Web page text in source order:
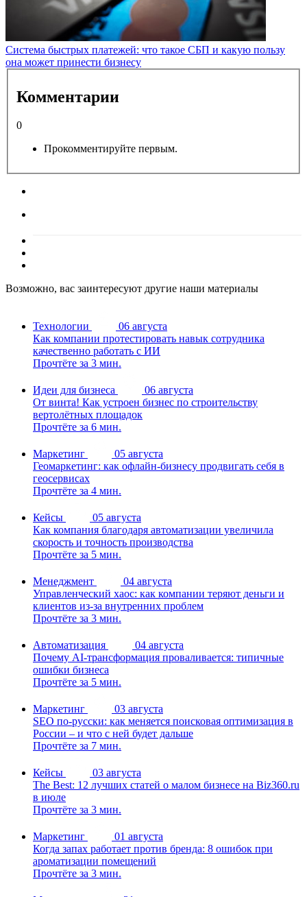
Система быстрых платежей: что такое СБП и какую пользу
она может принести бизнесу
Комментарии
0
Прокомментируйте первым.
Возможно, вас заинтересуют другие наши материалы
Технологии
06 августа
Как компании протестировать навык сотрудника
качественно работать с ИИ
Прочтёте за 3 мин.
Идеи для бизнеса
06 августа
От винта! Как устроен бизнес по строительству
вертолётных площадок
Прочтёте за 6 мин.
Маркетинг
05 августа
Геомаркетинг: как офлайн-бизнесу продвигать себя в
геосервисах
Прочтёте за 4 мин.
Кейсы
05 августа
Как компания благодаря автоматизации увеличила
скорость и точность производства
Прочтёте за 5 мин.
Менеджмент
04 августа
Управленческий хаос: как компании теряют деньги и
клиентов из-за внутренних проблем
Прочтёте за 3 мин.
Автоматизация
04 августа
Почему AI-трансформация проваливается: типичные
ошибки бизнеса
Прочтёте за 5 мин.
Маркетинг
03 августа
SEO по-русски: как меняется поисковая оптимизация в
России – и что с ней будет дальше
Прочтёте за 7 мин.
Кейсы
03 августа
The Best: 12 лучших статей о малом бизнесе на Biz360.ru
в июле
Прочтёте за 3 мин.
Маркетинг
01 августа
Когда запах работает против бренда: 8 ошибок при
ароматизации помещений
Прочтёте за 3 мин.